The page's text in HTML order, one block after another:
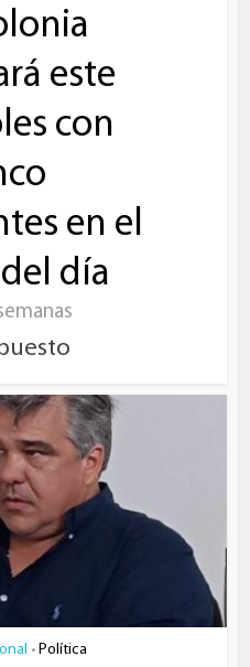
este
con
en el
día
• Política